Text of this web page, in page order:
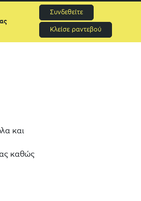
Συνδεθείτε
Κλείσε ραντεβού
και
καθώς